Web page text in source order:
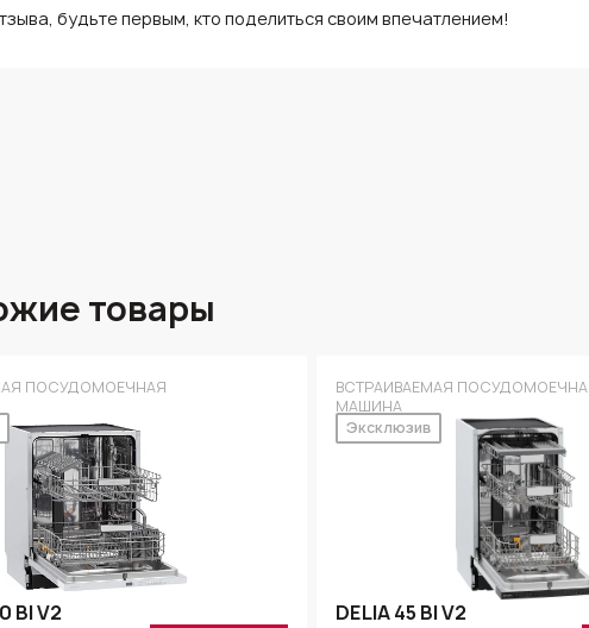
будьте первым, кто поделиться своим впечатлением!
товары
ПОСУДОМОЕЧНАЯ
BI V2
ВСТРАИВАЕМАЯ
МАШИНА
Эксклюзив
DELIA 45 BI V2